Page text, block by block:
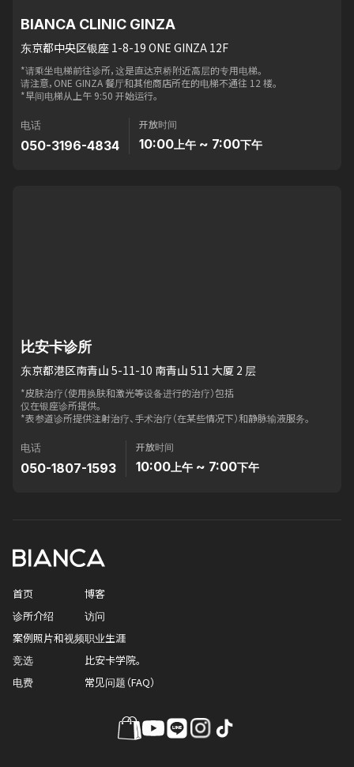
BIANCA CLINIC GINZA
东京都中央区银座 1-8-19 ONE GINZA 12F
*请乘坐电梯前往诊所，这是直达京桥附近高层的专用电梯。
请注意，ONE GINZA 餐厅和其他商店所在的电梯不通往 12 楼。
*早间电梯从上午 9:50 开始运行。
电话
050-3196-4834
开放时间
10:00 上午 ~ 7:00下午
比安卡诊所
东京都港区南青山 5-11-10 南青山 511 大厦 2 层
*皮肤治疗（使用换肤和激光等设备进行的治疗）包括
仅在银座诊所提供。
*表参道诊所提供注射治疗、手术治疗（在某些情况下）和静脉输液服务。
电话
050-1807-1593
开放时间
10:00 上午 ~ 7:00下午
首页
诊所介绍
案例照片和视频
竞选
电费
博客
访问
职业生涯
比安卡学院。
常见问题（FAQ）